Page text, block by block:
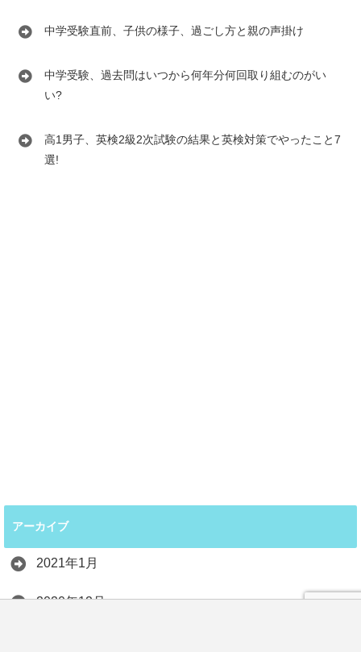
中学受験直前、子供の様子、過ごし方と親の声掛け
中学受験、過去問はいつから何年分何回取り組むのがい
い?
高1男子、英検2級2次試験の結果と英検対策でやったこと7
選!
アーカイブ
2021年1月
2020年12月